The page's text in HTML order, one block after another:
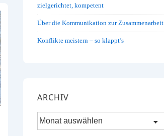
zielgerichtet, kompetent
Über die Kommunikation zur Zusammenarbeit
Konflikte meistern – so klappt’s
ARCHIV
Archiv